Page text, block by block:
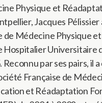
Physique et
Jacques Pélissier
de Médecine Physique
Hospitalier Universitaire
Reconnu par ses pairs, il
Française de
et Réadaptation